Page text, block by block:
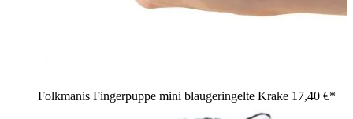
Folkmanis Fingerpuppe mini blaugeringelte Krake 17,40 €*